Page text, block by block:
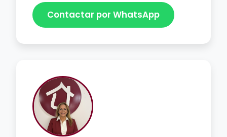
Contactar por WhatsApp